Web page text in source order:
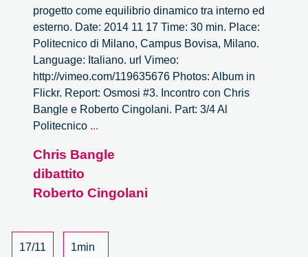
progetto come equilibrio dinamico tra interno ed
esterno. Date: 2014 11 17 Time: 30 min. Place:
Politecnico di Milano, Campus Bovisa, Milano.
Language: Italiano. url Vimeo:
http://vimeo.com/119635676 Photos: Album in
Flickr. Report: Osmosi #3. Incontro con Chris
Bangle e Roberto Cingolani. Part: 3/4 Al
Politecnico ...
–
Bangle
Chris Bangle
dibattito
Roberto Cingolani
17/11
1min